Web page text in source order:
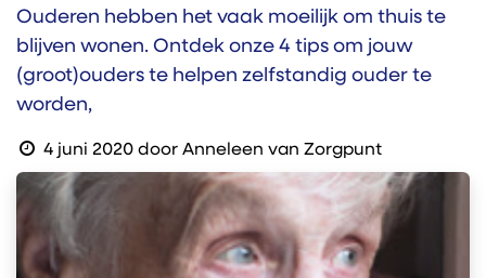
Ouderen hebben het vaak moeilijk om thuis te
blijven wonen. Ontdek onze 4 tips om jouw
(groot)ouders te helpen zelfstandig ouder te
worden,
4 juni 2020 door Anneleen van Zorgpunt